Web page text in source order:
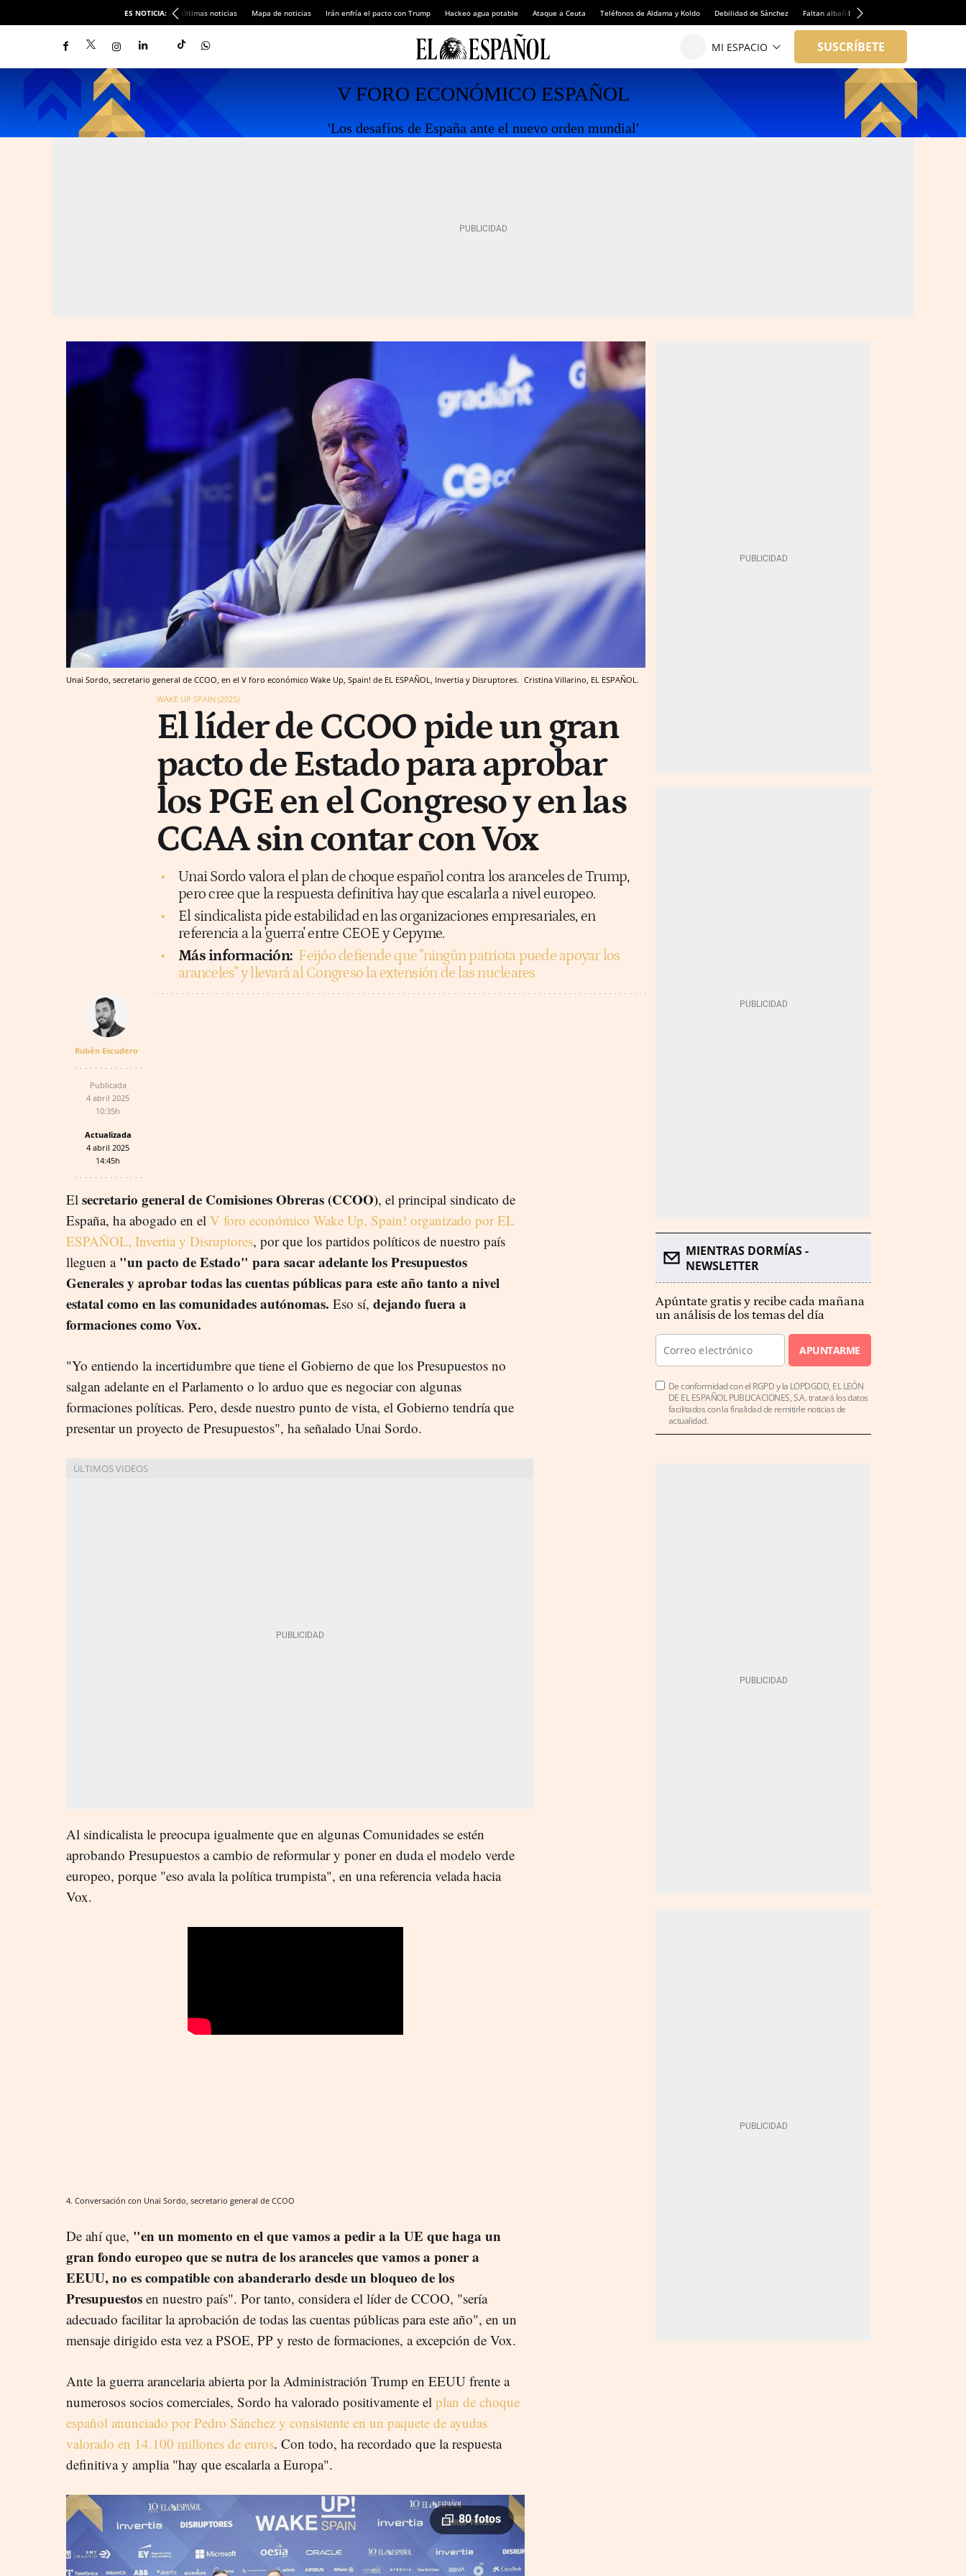
ES NOTICIA: Últimas noticias Mapa de noticias Irán enfría el pacto con Trump Hackeo agua potable Ataque a Ceuta Teléfonos de Aldama y Koldo Debilidad de Sánchez Faltan albañiles
V FORO ECONÓMICO ESPAÑOL
'Los desafíos de España ante el nuevo orden mundial'
Unai Sordo, secretario general de CCOO, en el V foro económico Wake Up, Spain! de EL ESPAÑOL, Invertia y Disruptores. Cristina Villarino, EL ESPAÑOL.
WAKE UP SPAIN (2025)
El líder de CCOO pide un gran
pacto de Estado para aprobar
los PGE en el Congreso y en las
CCAA sin contar con Vox
Unai Sordo valora el plan de choque español contra los aranceles de Trump,
pero cree que la respuesta definitiva hay que escalarla a nivel europeo.
El sindicalista pide estabilidad en las organizaciones empresariales, en
referencia a la 'guerra' entre CEOE y Cepyme.
Más información: Feijóo defiende que "ningún patriota puede apoyar los
aranceles" y llevará al Congreso la extensión de las nucleares
Rubén Escudero
Publicada
4 abril 2025
10:35h
Actualizada
4 abril 2025
14:45h
El secretario general de Comisiones Obreras (CCOO), el principal sindicato de
España, ha abogado en el V foro económico Wake Up, Spain! organizado por EL
ESPAÑOL, Invertia y Disruptores, por que los partidos políticos de nuestro país
lleguen a "un pacto de Estado" para sacar adelante los Presupuestos
Generales y aprobar todas las cuentas públicas para este año tanto a nivel
estatal como en las comunidades autónomas. Eso sí, dejando fuera a
formaciones como Vox.
"Yo entiendo la incertidumbre que tiene el Gobierno de que los Presupuestos no
salgan adelante en el Parlamento o lo arduo que es negociar con algunas
formaciones políticas. Pero, desde nuestro punto de vista, el Gobierno tendría que
presentar un proyecto de Presupuestos", ha señalado Unai Sordo.
Al sindicalista le preocupa igualmente que en algunas Comunidades se estén
aprobando Presupuestos a cambio de reformular y poner en duda el modelo verde
europeo, porque "eso avala la política trumpista", en una referencia velada hacia
Vox.
4. Conversación con Unai Sordo, secretario general de CCOO
De ahí que, "en un momento en el que vamos a pedir a la UE que haga un
gran fondo europeo que se nutra de los aranceles que vamos a poner a
EEUU, no es compatible con abanderarlo desde un bloqueo de los
Presupuestos en nuestro país". Por tanto, considera el líder de CCOO, "sería
adecuado facilitar la aprobación de todas las cuentas públicas para este año", en un
mensaje dirigido esta vez a PSOE, PP y resto de formaciones, a excepción de Vox.
Ante la guerra arancelaria abierta por la Administración Trump en EEUU frente a
numerosos socios comerciales, Sordo ha valorado positivamente el plan de choque
español anunciado por Pedro Sánchez y consistente en un paquete de ayudas
valorado en 14.100 millones de euros. Con todo, ha recordado que la respuesta
definitiva y amplia "hay que escalarla a Europa".
80 fotos
MIENTRAS DORMÍAS -
NEWSLETTER
Apúntate gratis y recibe cada mañana
un análisis de los temas del día
APUNTARME
De conformidad con el RGPD y la LOPDGDD, EL LEÓN
DE EL ESPAÑOL PUBLICACIONES, S.A. tratará los datos
facilitados con la finalidad de remitirle noticias de
actualidad.